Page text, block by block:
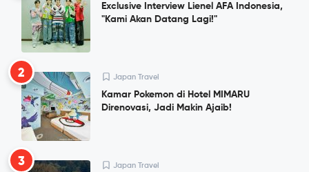
Exclusive Interview Lienel AFA Indonesia,
"Kami Akan Datang Lagi!"
2 Japan Travel
Kamar Pokemon di Hotel MIMARU
Direnovasi, Jadi Makin Ajaib!
3 Japan Travel